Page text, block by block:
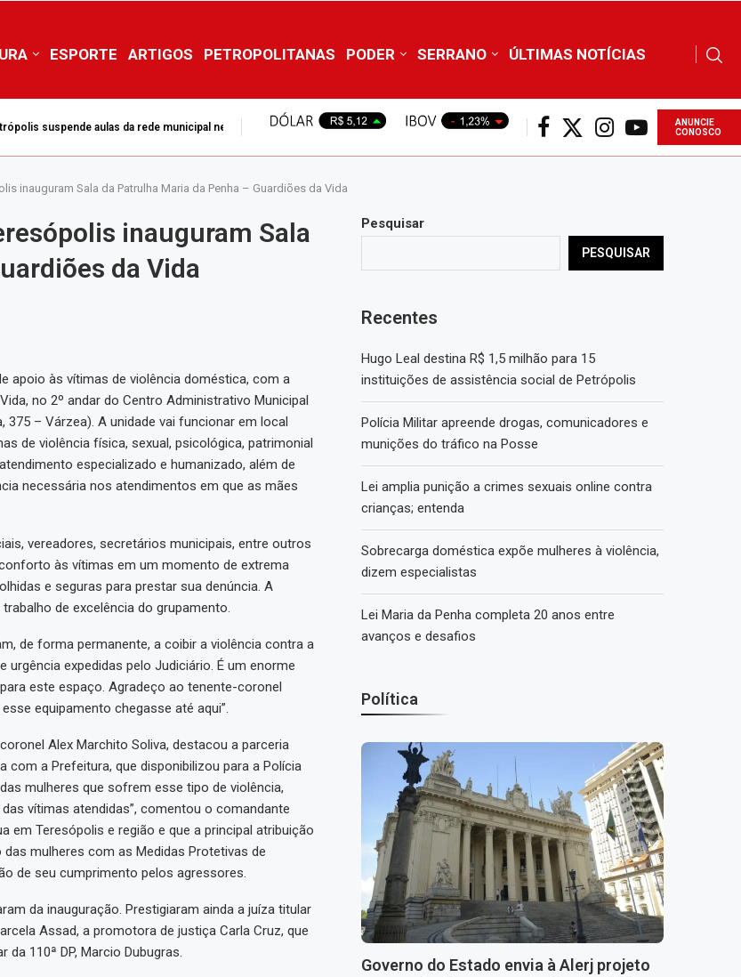
ESPORTE ARTIGOS PETROPOLITANAS PODER SERRANO ÚLTIMAS NOTÍCIAS
da DEAM para 2028
ANUNCIE
CONOSCO
inauguram Sala da Patrulha Maria da Penha – Guardiões da Vida
inauguram Sala
da Vida
apoio às vítimas de violência doméstica, com a
no 2º andar do Centro Administrativo Municipal
375 – Várzea). A unidade vai funcionar em local
de violência física, sexual, psicológica, patrimonial
especializado e humanizado, além de
necessária nos atendimentos em que as mães
vereadores, secretários municipais, entre outros
às vítimas em um momento de extrema
e seguras para prestar sua denúncia. A
de excelência do grupamento.
de forma permanente, a coibir a violência contra a
expedidas pelo Judiciário. É um enorme
este espaço. Agradeço ao tenente-coronel
equipamento chegasse até aqui”.
Alex Marchito Soliva, destacou a parceria
com a Prefeitura, que disponibilizou para a Polícia
mulheres que sofrem esse tipo de violência,
vítimas atendidas”, comentou o comandante
em Teresópolis e região e que a principal atribuição
mulheres com as Medidas Protetivas de
de seu cumprimento pelos agressores.
da inauguração. Prestigiaram ainda a juíza titular
Assad, a promotora de justiça Carla Cruz, que
110ª DP, Marcio Dubugras.
Pesquisar
PESQUISAR
Recentes
Hugo Leal destina R$ 1,5 milhão para 15
instituições de assistência social de Petrópolis
Polícia Militar apreende drogas, comunicadores e
munições do tráfico na Posse
Lei amplia punição a crimes sexuais online contra
crianças; entenda
Sobrecarga doméstica expõe mulheres à violência,
dizem especialistas
Lei Maria da Penha completa 20 anos entre
avanços e desafios
Política
Governo do Estado envia à Alerj projeto